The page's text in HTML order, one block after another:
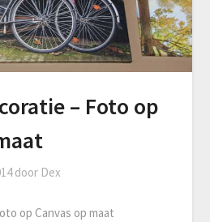
– Foto op
door Dex
op Canvas op maat